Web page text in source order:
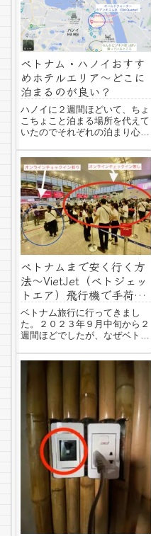
ベトナム・ハノイおすす
めホテルエリア〜どこに
泊まるのが良い？
ハノイに２週間ほどいて、ちょ
こちょこと泊まる場所を代えて
いたのでそれぞれの泊まり心
シェアしたいと思います。オー
ルドクォーター青枠のところ
２，３日のショートステイや弾
丸旅行の方にオススメ！オール
ドクォーターと呼ばれ...
ベトナムまで安く行く方
法〜VietJet（ベトジェッ
トエア）飛行機で手荷物
だけで格安で旅行しよ
う〜オンラインチェック
インは必須！
ベトナム旅行に行ってきまし
た。２０２３年９月中旬から２
週間ほどでしたが、なぜベトナ
限られているからです。ベトナ
なんとか海外旅行行ける！とう
ことで出発しました。ベトナム
まで飛行機で安く行...